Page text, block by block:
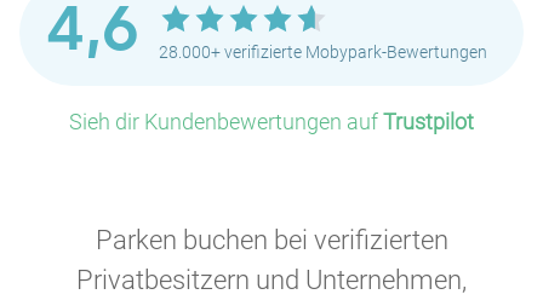
4,6 28.000+ verifizierte Mobypark-Bewertungen
Sieh dir Kundenbewertungen aufTrustpilot
Parken buchen bei verifizierten
Privatbesitzern und Unternehmen,